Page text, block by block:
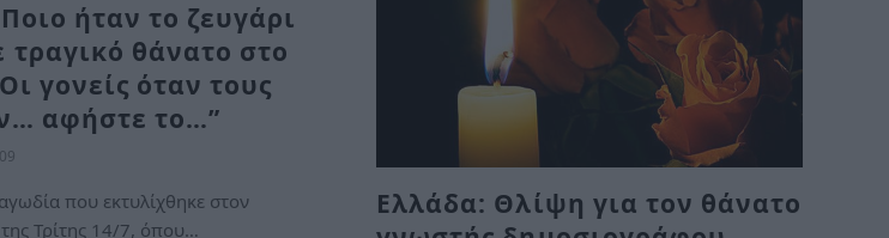
ήταν το ζευγάρι
θάνατο στο
γονείς όταν τους
αφήστε το…”
που εκτυλίχθηκε στον
Τρίτης 14/7, όπου…
Ελλάδα: Θλίψη για τον θάνατο